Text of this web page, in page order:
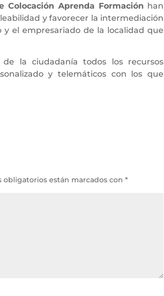
Aprenda Formación han
y favorecer la intermediación
el empresariado de la localidad que
la ciudadanía todos los recursos
y telemáticos con los que
obligatorios están marcados con*